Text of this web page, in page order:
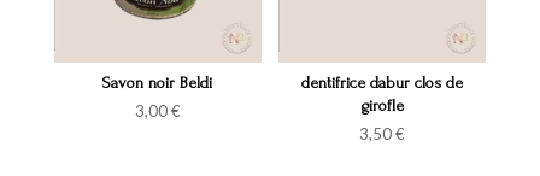
Savon noir Beldi
3,00€
dentifrice dabur clos de
girofle
3,50€